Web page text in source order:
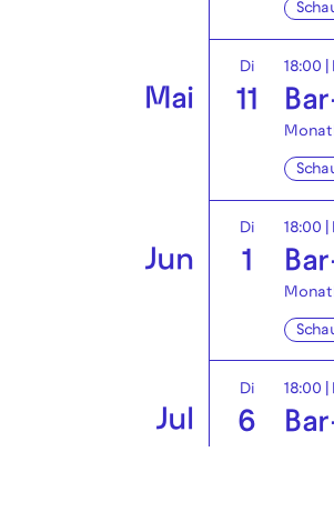
Mai
Di
11
18:00
Jun
Di
1
18:00
Jul
Di
6
18:00